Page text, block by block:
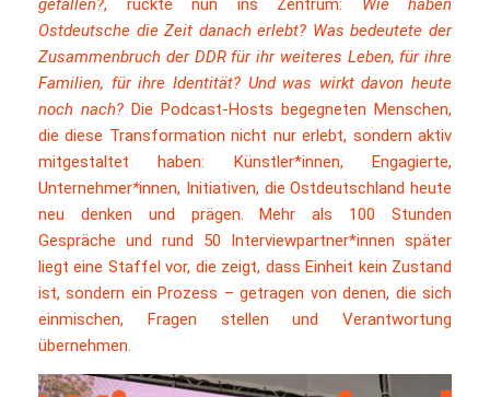
gefallen?, rückte nun ins Zentrum: Wie haben
Ostdeutsche die Zeit danach erlebt? Was bedeutete der
Zusammenbruch der DDR für ihr weiteres Leben, für ihre
Familien, für ihre Identität? Und was wirkt davon heute
noch nach? Die Podcast-Hosts begegneten Menschen,
die diese Transformation nicht nur erlebt, sondern aktiv
mitgestaltet haben: Künstler*innen, Engagierte,
Unternehmer*innen, Initiativen, die Ostdeutschland heute
neu denken und prägen. Mehr als 100 Stunden
Gespräche und rund 50 Interviewpartner*innen später
liegt eine Staffel vor, die zeigt, dass Einheit kein Zustand
ist, sondern ein Prozess – getragen von denen, die sich
einmischen, Fragen stellen und Verantwortung
übernehmen.